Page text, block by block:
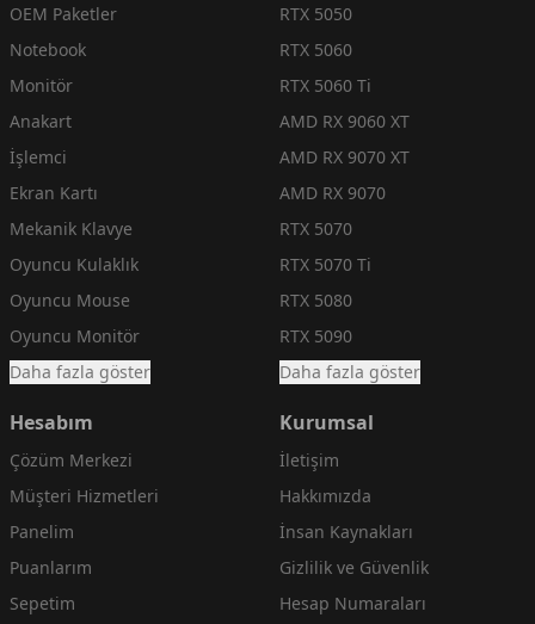
OEM Paketler
Notebook
Monitör
Anakart
İşlemci
Ekran Kartı
Mekanik Klavye
Oyuncu Kulaklık
Oyuncu Mouse
Oyuncu Monitör
Daha fazla göster
RTX 5050
RTX 5060
RTX 5060 Ti
AMD RX 9060 XT
AMD RX 9070 XT
AMD RX 9070
RTX 5070
RTX 5070 Ti
RTX 5080
RTX 5090
Daha fazla göster
Hesabım
Çözüm Merkezi
Müşteri Hizmetleri
Panelim
Puanlarım
Sepetim
Kurumsal
İletişim
Hakkımızda
İnsan Kaynakları
Gizlilik ve Güvenlik
Hesap Numaraları